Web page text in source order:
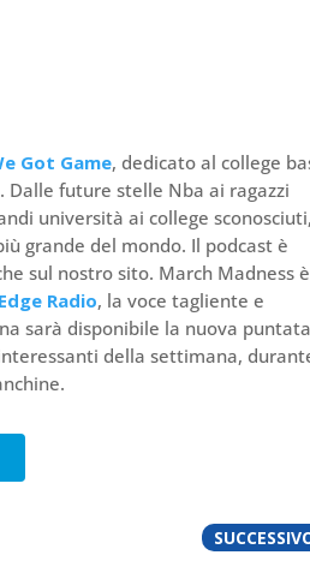
Got Game, dedicato al college
future stelle Nba ai ragazzi
università ai college sconosciuti,
grande del mondo. Il podcast è
sul nostro sito. March Madness
Radio, la voce tagliente e
sarà disponibile la nuova
della settimana,